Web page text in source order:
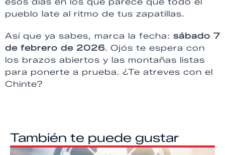
pueblo late al ritmo de tus zapatillas.
Así que ya sabes, marca la fecha: sábado 7
de febrero de 2026. Ojós te espera con
los brazos abiertos y las montañas listas
para ponerte a prueba. ¿Te atreves con el
Chinte?
También te puede gustar